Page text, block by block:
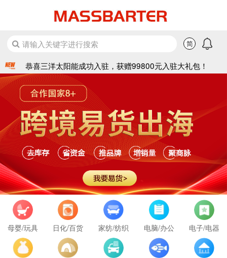
请输入关键字进行搜索 简
恭喜神州机械成功入驻，获赠99800元入驻大礼包！
恭喜龙泽凤韵成功入驻，获赠99800元入驻大礼包！
恭喜红金龙成功入驻，获赠99800元入驻大礼包！
恭喜三洋太阳能成功入驻，获赠99800元入驻大礼包！
恭喜蝶恋花成功入驻，获赠99800元入驻大礼包！
母婴/玩具 日化/百货 家纺/纺织 电脑/办公 电子/电器